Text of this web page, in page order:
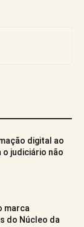
digital ao
o judiciário não
marca
do Núcleo da